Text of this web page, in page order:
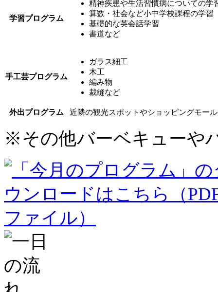
学習プログラム
精神疾患や生活習慣病についての学
算数・社会など小中学校課程の学習
基礎的な英会話学習
書道など
手工芸プログラム
ガラス細工
木工
編み物
裁縫など
外出プログラム 近隣の観光スポットやショッピングモー
※その他バーベキューや